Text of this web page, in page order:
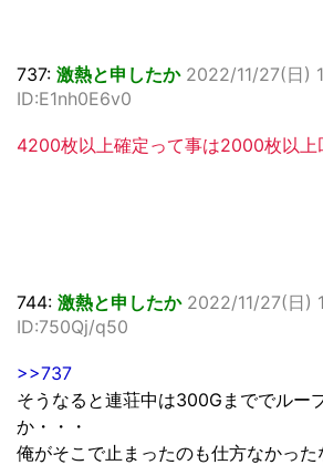
737: 激熱と申したか 2022/11/27(日)
ID:E1nh0E6v0
4200枚以上確定って事は2000枚以上
744: 激熱と申したか 2022/11/27(日)
ID:750Qj/q50
>>737
そうなると連荘中は300Gまででルー
か・・・
俺がそこで止まったのも仕方なかった